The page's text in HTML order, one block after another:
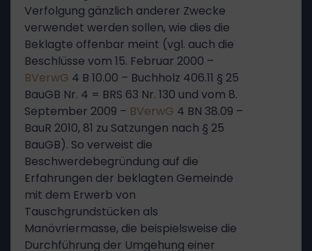
Verfolgung gänzlich anderer Zwecke
verwendet werden sollen, wie dies die
Beklagte offenbar meint (vgl. auch die
Beschlüsse vom 15. Februar 2000 –
BVerwG 4 B 10.00 – Buchholz 406.11 § 25
BauGB Nr. 4 = BRS 63 Nr. 130 und vom 8.
September 2009 – BVerwG 4 BN 38.09 –
BauR 2010, 81 zu Satzungen nach § 25
BauGB). So verweist die
Beschwerdebegründung auf die
Erfahrungen der beklagten Gemeinde
mit dem Erwerb von
Tauschgrundstücken als
Manövriermasse, die beispielsweise die
Durchführung der Umgehung einer